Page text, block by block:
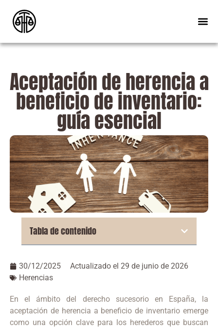
Aceptación de herencia a
beneficio de inventario:
guía esencial
Tabla de contenido
30/12/2025
Actualizado el 29 de junio de 2026
Herencias
En el ámbito del derecho sucesorio en España, la
aceptación de herencia a beneficio de inventario emerge
como una opción clave para los herederos que buscan